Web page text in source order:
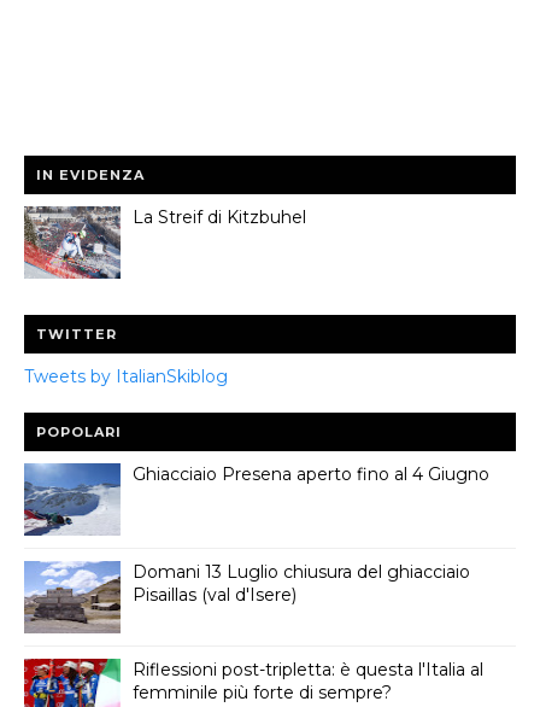
IN EVIDENZA
La Streif di Kitzbuhel
TWITTER
Tweets by ItalianSkiblog
POPOLARI
Ghiacciaio Presena aperto fino al 4 Giugno
Domani 13 Luglio chiusura del ghiacciaio
Pisaillas (val d'Isere)
Riflessioni post-tripletta: è questa l'Italia al
femminile più forte di sempre?